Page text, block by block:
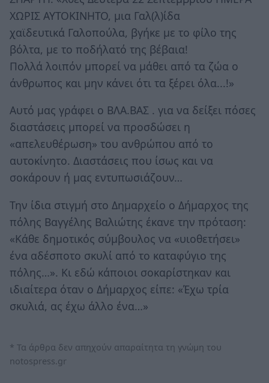
ΧΩΡΙΣ ΑΥΤΟΚΙΝΗΤΟ, μια Γαλ(λ)ίδα
χαϊδευτικά Γαλοπούλα, βγήκε με το φίλο της
βόλτα, με το ποδήλατό της βέβαια!
Πολλά λοιπόν μπορεί να μάθει από τα ζώα ο
άνθρωπος και μην κάνει ότι τα ξέρει όλα...!»
Αυτό μας γράφει ο ΒΛΑ.ΒΑΣ . για να δείξει πόσες
διαστάσεις μπορεί να προσδώσει η
«απελευθέρωση» του ανθρώπου από το
αυτοκίνητο. Διαστάσεις που ίσως και να
σοκάρουν ή μας εντυπωσιάζουν…
Την ίδια στιγμή στο Δημαρχείο ο Δήμαρχος της
πόλης Βαγγέλης Βαλιώτης έκανε την πρόταση:
«Κάθε δημοτικός σύμβουλος να «υιοθετήσει»
ένα αδέσποτο σκυλί από το καταφύγιο της
πόλης…». Κι εδώ κάποιοι σοκαρίστηκαν και
ιδιαίτερα όταν ο Δήμαρχος είπε: «Έχω τρία
σκυλιά, ας έχω άλλο ένα…»
* Τα άρθρα δεν απηχούν απαραίτητα τη γνώμη του
notospress.gr